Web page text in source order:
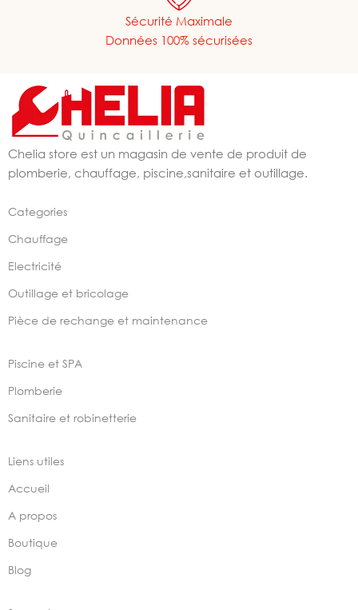
Sécurité Maximale
Données 100% sécurisées
Chelia store est un magasin de vente de produit de
plomberie, chauffage, piscine,sanitaire et outillage.
Categories
Chauffage
Electricité
Outillage et bricolage
Pièce de rechange et maintenance
Piscine et SPA
Plomberie
Sanitaire et robinetterie
Liens utiles
Accueil
A propos
Boutique
Blog